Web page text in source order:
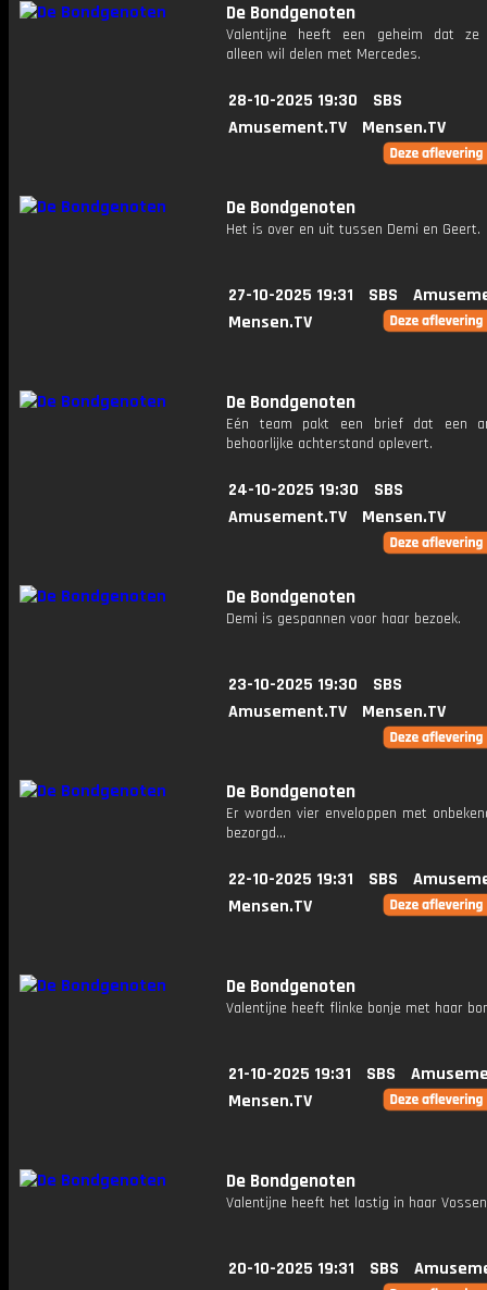
De Bondgenoten
Valentijne heeft een geheim dat ze
alleen wil delen met Mercedes.
28-10-2025 19:30
SBS
Amusement.TV
Mensen.TV
De Bondgenoten
Het is over en uit tussen Demi en Geert.
27-10-2025 19:31 SBS
Mensen.TV
De Bondgenoten
Eén team pakt een brief dat een
behoorlijke achterstand oplevert.
24-10-2025 19:30
SBS
Amusement.TV
Mensen.TV
De Bondgenoten
Demi is gespannen voor haar bezoek.
23-10-2025 19:30
SBS
Amusement.TV
Mensen.TV
De Bondgenoten
Er worden vier enveloppen met
bezorgd...
22-10-2025 19:31 SBS
Mensen.TV
De Bondgenoten
Valentijne heeft flinke bonje met haar
21-10-2025 19:31 SBS
Mensen.TV
De Bondgenoten
Valentijne heeft het lastig in haar
20-10-2025 19:31 SBS